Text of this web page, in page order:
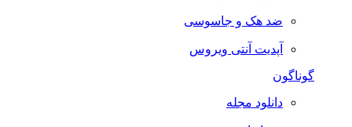
ضد هک و جاسوسی
آپدیت آنتی ویروس
گوناگون
دانلود مجله